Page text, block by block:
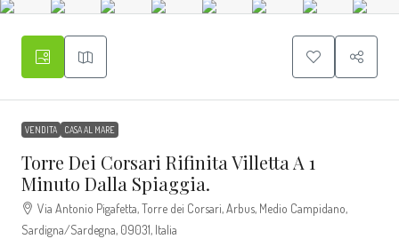
VENDITA CASA AL MARE
Torre Dei Corsari Rifinita Villetta A 1
Minuto Dalla Spiaggia.
Via Antonio Pigafetta, Torre dei Corsari, Arbus, Medio Campidano,
Sardigna/Sardegna, 09031, Italia